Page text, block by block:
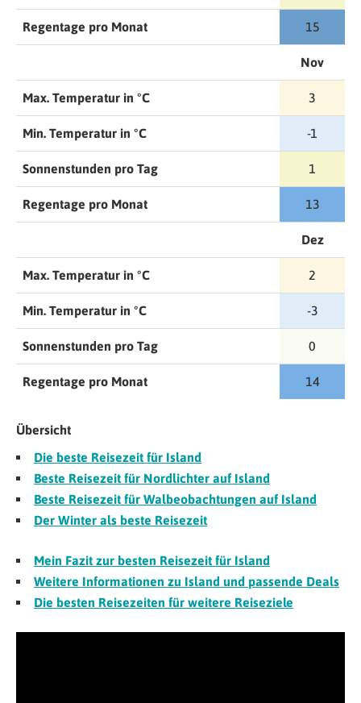
Regentage pro Monat 15
Nov
Max. Temperatur in °C 3
Min. Temperatur in °C -1
Sonnenstunden pro Tag 1
Regentage pro Monat 13
Dez
Max. Temperatur in °C 2
Min. Temperatur in °C -3
Sonnenstunden pro Tag 0
Regentage pro Monat 14
Übersicht
Die beste Reisezeit für Island
Beste Reisezeit für Nordlichter auf Island
Beste Reisezeit für Walbeobachtungen auf Island
Der Winter als beste Reisezeit
Mein Fazit zur besten Reisezeit für Island
Weitere Informationen zu Island und passende Deals
Die besten Reisezeiten für weitere Reiseziele